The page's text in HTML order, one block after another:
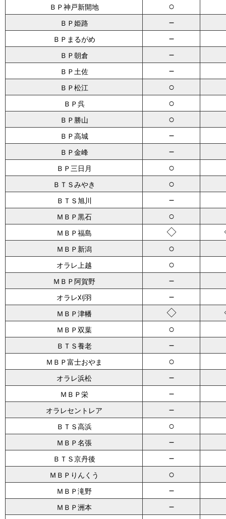
ＢＰ神戸新開地 ○
ＢＰ姫路 －
ＢＰまるがめ －
ＢＰ朝倉 －
ＢＰ土佐 －
ＢＰ松江 ○
ＢＰ呉 ○
ＢＰ勝山 ○
ＢＰ高城 －
ＢＰ金峰 －
ＢＰ三日月 ○
ＢＴＳみやき ○
ＢＴＳ旭川 －
ＭＢＰ黒石 ○
ＭＢＰ福島 ◇
ＭＢＰ新潟 ○
オラレ上越 ○
ＭＢＰ阿賀野 －
オラレ刈羽 －
ＭＢＰ津幡 ◇
ＭＢＰ双葉 ○
ＢＴＳ養老 －
ＭＢＰ富士おやま ○
オラレ浜松 －
ＭＢＰ栄 －
オラレセントレア －
ＢＴＳ高浜 ○
ＭＢＰ名張 －
ＢＴＳ京丹後 －
ＭＢＰりんくう ○
ＭＢＰ滝野 －
ＭＢＰ洲本 －